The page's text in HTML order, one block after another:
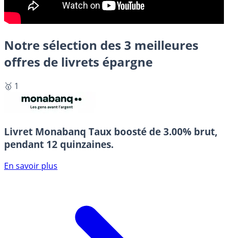
Notre sélection des 3 meilleures
offres de livrets épargne
🥇 1
Livret Monabanq Taux boosté de 3.00% brut,
pendant 12 quinzaines.
En savoir plus